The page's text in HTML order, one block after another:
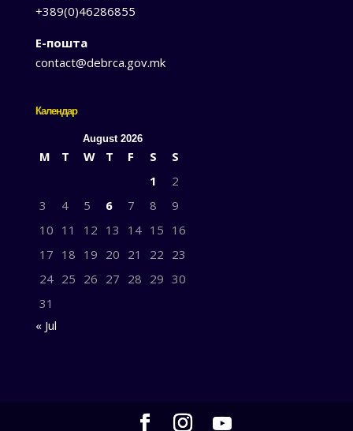
+389(0)46286855
Е-пошта
contact@debrca.gov.mk
Календар
August 2026
M T W T F S
S
1
2
3
4 5 6 7 8
9
10 11 12 13 14 15 16
17 18 19 20 21 22 23
24 25 26 27 28 29 30
31
« Jul